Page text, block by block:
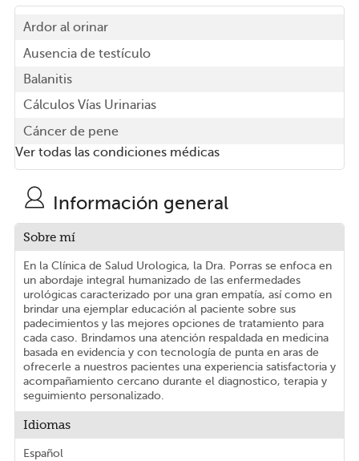
Ardor al orinar
Ausencia de testículo
Balanitis
Cálculos Vías Urinarias
Cáncer de pene
Ver todas las condiciones médicas
Información general
Sobre mí
En la Clínica de Salud Urologica, la Dra. Porras se enfoca en
un abordaje integral humanizado de las enfermedades
urológicas caracterizado por una gran empatía, así como en
brindar una ejemplar educación al paciente sobre sus
padecimientos y las mejores opciones de tratamiento para
cada caso. Brindamos una atención respaldada en medicina
basada en evidencia y con tecnología de punta en aras de
ofrecerle a nuestros pacientes una experiencia satisfactoria y
acompañamiento cercano durante el diagnostico, terapia y
seguimiento personalizado.
Idiomas
Español